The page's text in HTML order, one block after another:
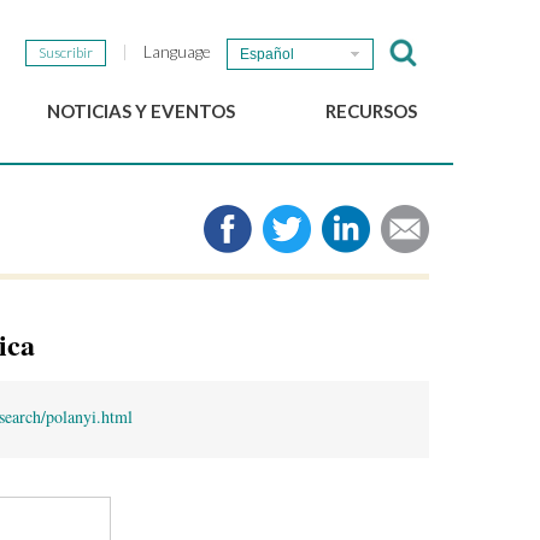
Suscribir Language Español
NOTICIAS Y EVENTOS
Newsletter del GSEF
RECURSOS
Medios de comunicación
Enlaces
polanyi.html